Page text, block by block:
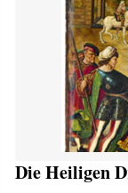
Die Heiligen